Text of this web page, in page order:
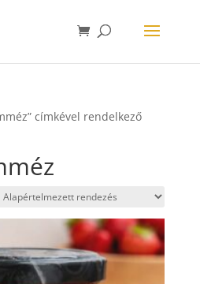
címkével rendelkező